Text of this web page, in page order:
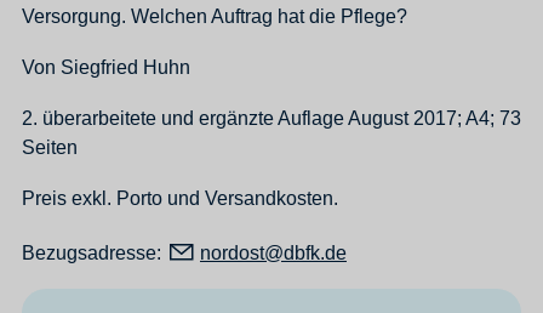
Versorgung. Welchen Auftrag hat die Pflege?
Von Siegfried Huhn
2. überarbeitete und ergänzte Auflage August 2017; A4; 73
Seiten
Preis exkl. Porto und Versandkosten.
Bezugsadresse: n rd st dbfk d